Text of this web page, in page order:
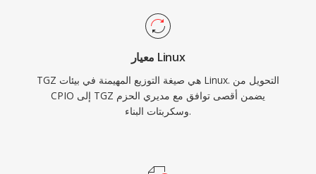
معيار Linux
TGZ هي صيغة التوزيع المهيمنة في بيئات Linux. التحويل من
CPIO إلى TGZ يضمن أقصى توافق مع مديري الحزم
وسكربتات البناء.